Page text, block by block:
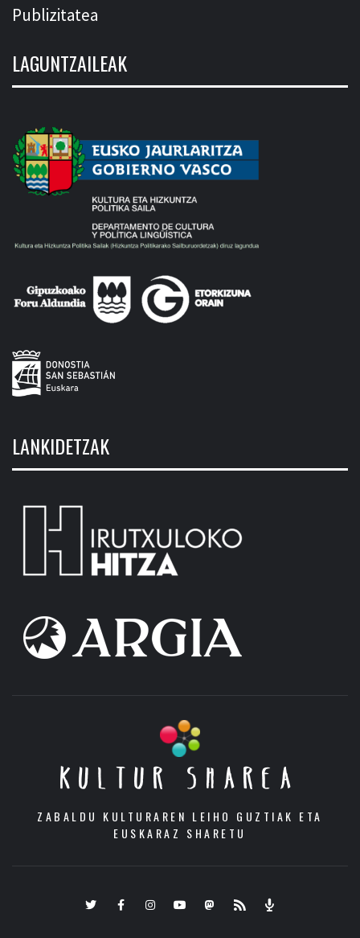
Publizitatea
LAGUNTZAILEAK
LANKIDETZAK
KULTUR SHAREA
ZABALDU KULTURAREN LEIHO GUZTIAK ETA
EUSKARAZ SHARETU
TwitterFacebookInstagramYoutubeMastodon.eus
RSS Podcast